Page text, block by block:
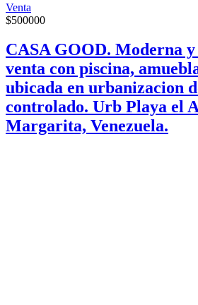
Venta
$500000
CASA GOOD. Moderna y
venta con piscina,
ubicada en urbanizacion
controlado. Urb Playa el
Margarita, Venezuela.